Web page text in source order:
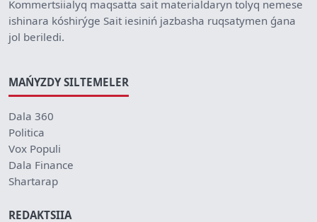
Kommertsiialyq maqsatta sait materialdaryn tolyq nemese
ishinara kóshirýge Sait iesiniń jazbasha ruqsatymen ǵana
jol beriledi.
MAŃYZDY SILTEMELER
Dala 360
Politica
Vox Populi
Dala Finance
Shartarap
REDAKTSIIA